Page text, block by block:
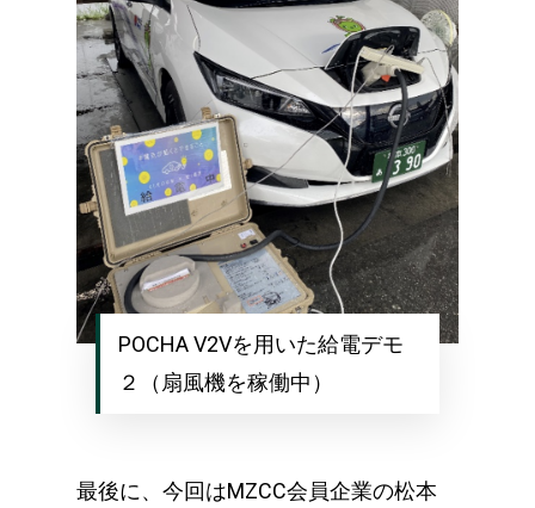
POCHA V2Vを用いた給電デモ
２（扇風機を稼働中）
最後に、今回はMZCC会員企業の松本